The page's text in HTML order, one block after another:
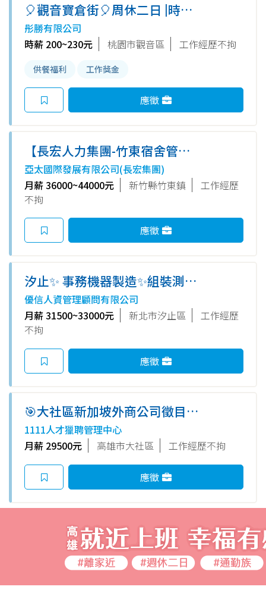
🎈觀音寶倉街🎈周休二日 |時薪
200–230撿貨理貨人員 ｜🎈隔日
領全薪｜周預支免手續費🎈免費
供餐｜(免費交通車)-YY
彤勝有限公司
時薪 200~230元
桃園市觀音區 工作經歷不拘
供餐福利 工作獎金
應徵
【長宏人力集團-竹東宿舍管理
師➽月薪3萬6~4萬4以上】周休
二日+三節/年終/獎金/員工旅遊
➽LINE可報名洽詢/PD
亞太國際發展有限公司(長宏集團)
月薪 36000~44000元
新竹縣竹東鎮
工作經歷
不拘
應徵
汐止✨ 事務機器製造✨組裝測試
機台作業員✨不加班✨周休二日
✨有供餐✨供住宿✨可周領✨便服
上班 -UR
優信人資管理顧問有限公司
月薪 31500~33000元
新北市汐止區
工作經歷
不拘
應徵
🎯大社區新加坡外商公司徵目測
檢職員✨固定早班8H✨周休二日
見紅休✨冷氣房工作✨工作簡單
✨無經驗可
1111人才獵聘管理中心
月薪 29500元
高雄市大社區 工作經歷不拘
應徵